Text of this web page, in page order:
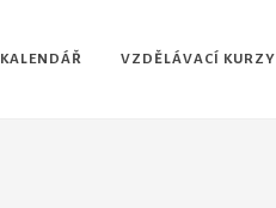
KALENDÁŘ VZDĚLÁVACÍ KURZY